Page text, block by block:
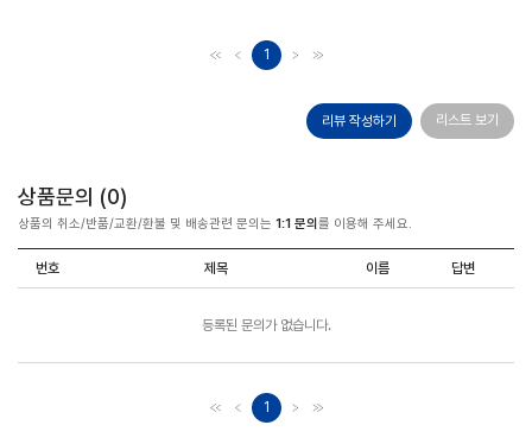
1
리뷰 작성하기 리스트 보기
상품문의 (0)
상품의 취소/반품/교환/환불 및 배송관련 문의는 1:1 문의를 이용해 주세요.
번호 제목 이름 답변
등록된 문의가 없습니다.
1